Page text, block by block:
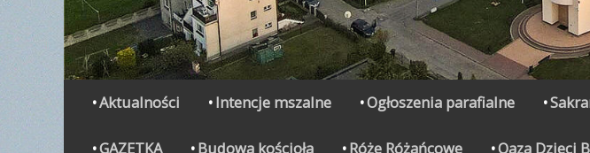
Secondary Menu
Aktualności Intencje mszalne Ogłoszenia parafialne
GAZETKA Budowa kościoła Róże Różańcowe Oaza Dzieci